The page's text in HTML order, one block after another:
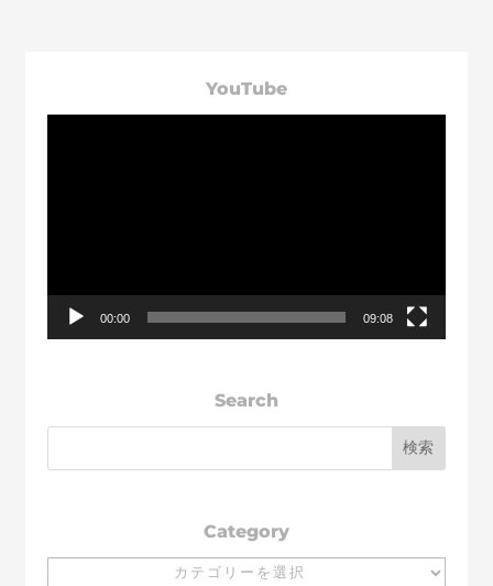
YouTube
ー
00:00 09:08
Search
Category